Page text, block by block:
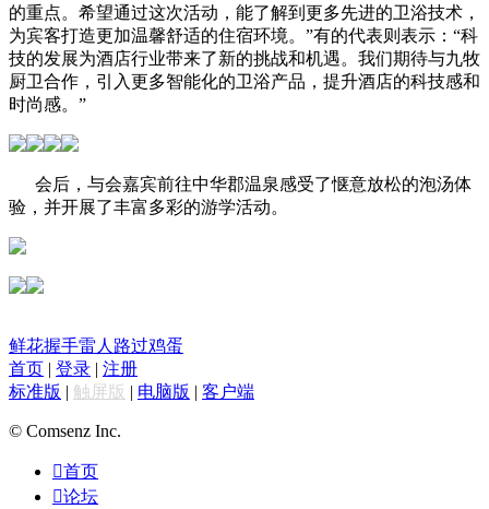
的重点。希望通过这次活动，能了解到更多先进的卫浴技术，
为宾客打造更加温馨舒适的住宿环境。”有的代表则表示：“科
技的发展为酒店行业带来了新的挑战和机遇。我们期待与九牧
厨卫合作，引入更多智能化的卫浴产品，提升酒店的科技感和
时尚感。”
会后，与会嘉宾前往中华郡温泉感受了惬意放松的泡汤体
验，并开展了丰富多彩的游学活动。
鲜花握手雷人 路过鸡蛋
首页 | 登录 | 注册
标准版 | 触屏版 | 电脑版 | 客户端
© Comsenz Inc.
首页
论坛